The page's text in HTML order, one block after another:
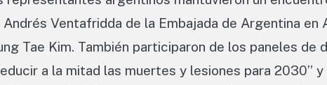
Ventafridda de la Embajada de Argentina en
Tae Kim. También participaron de los paneles de
a la mitad las muertes y lesiones para 2030”